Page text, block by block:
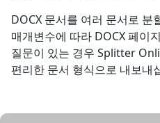
DOCX 문서를 여러 문서로 분
매개변수에 따라 DOCX 페이
질문이 있는 경우 Splitter
편리한 문서 형식으로 내보내